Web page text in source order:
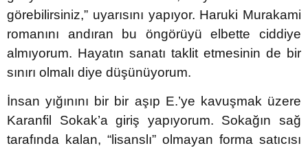
görebilirsiniz,” uyarısını yapıyor. Haruki Murakami
romanını andıran bu öngörüyü elbette ciddiye
almıyorum. Hayatın sanatı taklit etmesinin de bir
sınırı olmalı diye düşünüyorum.
İnsan yığınını bir bir aşıp E.’ye kavuşmak üzere
Karanfil Sokak’a giriş yapıyorum. Sokağın sağ
tarafında kalan, “lisanslı” olmayan forma satıcısı